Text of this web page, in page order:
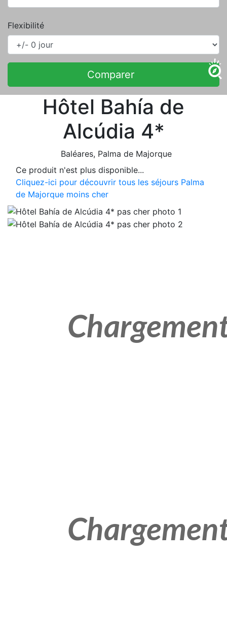
Flexibilité
Comparer
Hôtel Bahía de
Alcúdia 4*
Baléares, Palma de Majorque
Ce produit n'est plus disponible...
Cliquez-ici pour découvrir tous les séjours Palma
de Majorque moins cher